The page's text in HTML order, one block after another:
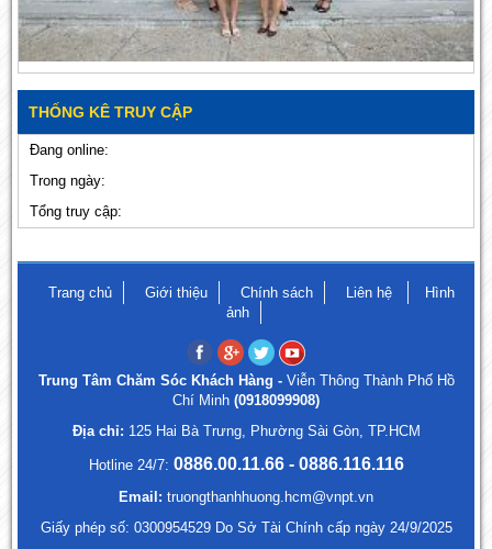
THỐNG KÊ TRUY CẬP
Đang online:
Trong ngày:
Tổng truy cập:
Trang chủ Giới thiệu Chính sách Liên hệ
Hình
ảnh
Trung Tâm Chăm Sóc Khách Hàng - Viễn Thông Thành Phố Hồ
Chí Minh (0918099908)
Địa chỉ: 125 Hai Bà Trưng, Phường Sài Gòn, TP.HCM
Hotline 24/7: 0886.00.11.66 - 0886.116.116
Email: truongthanhhuong.hcm@vnpt.vn
Giấy phép số: 0300954529 Do Sở Tài Chính cấp ngày 24/9/2025